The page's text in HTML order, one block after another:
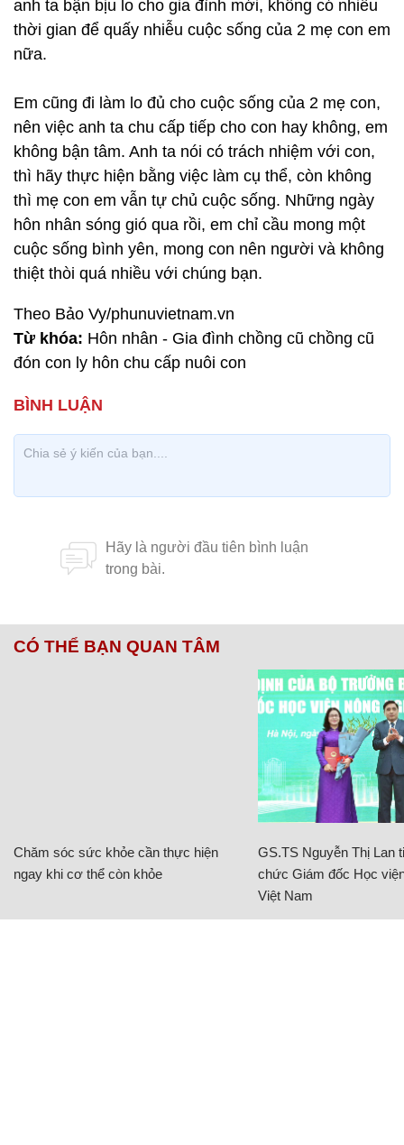
anh ta bận bịu lo cho gia đình mới, không có nhiều
thời gian để quấy nhiễu cuộc sống của 2 mẹ con em
nữa.
Em cũng đi làm lo đủ cho cuộc sống của 2 mẹ con,
nên việc anh ta chu cấp tiếp cho con hay không, em
không bận tâm. Anh ta nói có trách nhiệm với con,
thì hãy thực hiện bằng việc làm cụ thể, còn không
thì mẹ con em vẫn tự chủ cuộc sống. Những ngày
hôn nhân sóng gió qua rồi, em chỉ cầu mong một
cuộc sống bình yên, mong con nên người và không
thiệt thòi quá nhiều với chúng bạn.
Theo Bảo Vy/phunuvietnam.vn
Từ khóa: Hôn nhân - Gia đình chồng cũ chồng cũ
đón con ly hôn chu cấp nuôi con
CÓ THỂ BẠN QUAN TÂM
Chăm sóc sức khỏe cần thực hiện
ngay khi cơ thể còn khỏe
GS.TS Nguyễn Thị Lan
chức Giám đốc Học
Việt Nam